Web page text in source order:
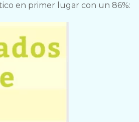
en primer lugar con un 86%: